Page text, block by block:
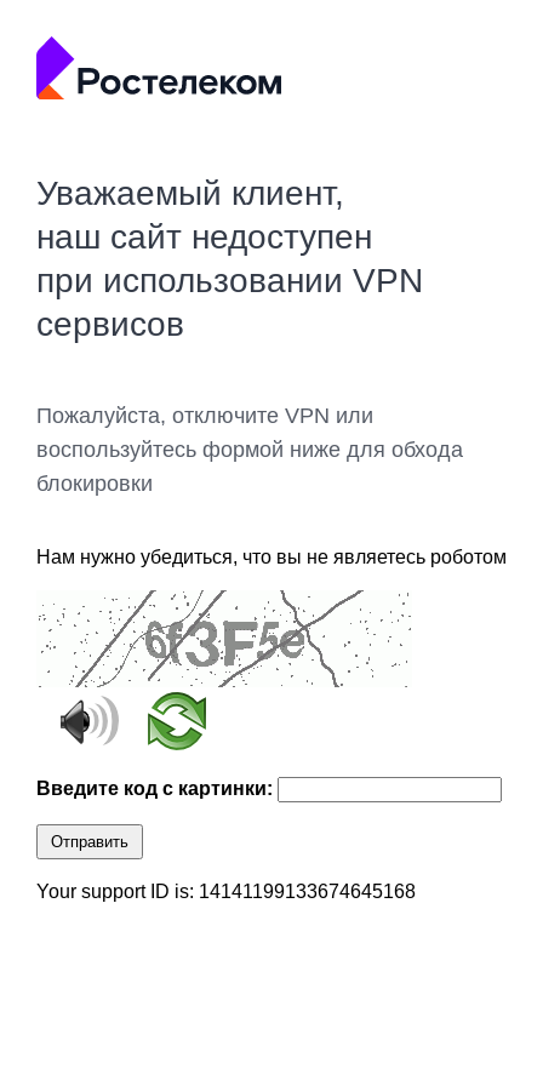
Уважаемый клиент,
наш сайт недоступен
при использовании VPN
сервисов
Пожалуйста, отключите VPN или
воспользуйтесь формой ниже для обхода
блокировки
Нам нужно убедиться, что вы не являетесь роботом
Введите код с картинки:
Отправить
Your support ID is: 14141199133674645168